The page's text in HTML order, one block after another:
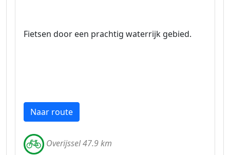
Fietsen door een prachtig waterrijk gebied.
Naar route
Overijssel 47.9 km